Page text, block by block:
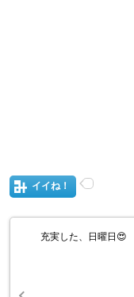
イイね！
充実した、日曜日😍